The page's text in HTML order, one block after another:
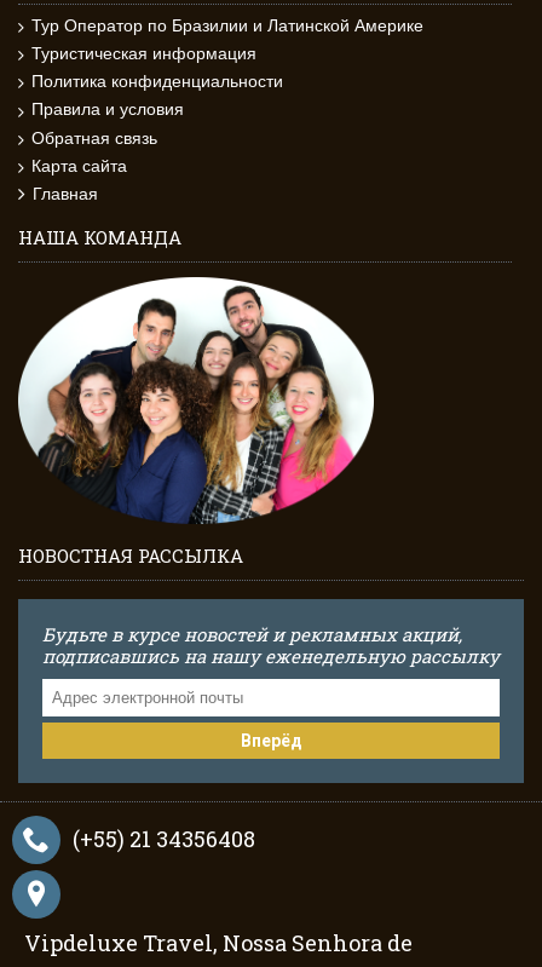
Тур Оператор по Бразилии и Латинской Америке
Туристическая информация
Политика конфиденциальности
Правила и условия
Обратная связь
Карта сайта
Главная
НАША КОМАНДА
НОВОСТНАЯ РАССЫЛКА
Будьте в курсе новостей и рекламных акций,
подписавшись на нашу еженедельную рассылку
Вперёд
(+55) 21 34356408
Vipdeluxe Travel, Nossa Senhora de